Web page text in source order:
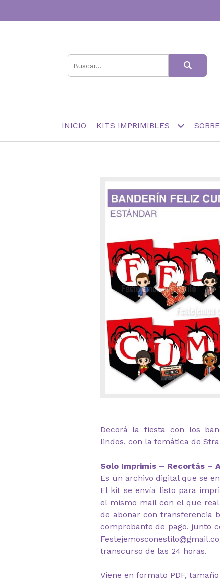
INICIO KITS IMPRIMIBLES
Decorá la fiesta con los
lindos, con la temática de
Solo Imprimís – Recortás –
Es un archivo digital que se
El kit se envía listo para
el mismo mail con el que
de abonar con transferencia
comprobante de pago, junto
transcurso de las 24 horas.
Viene en formato PDF,